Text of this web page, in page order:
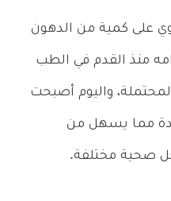
على كمية من الدهون
منذ القدم في الطب
واليوم أصبحت
مما يسهل من
صحية مختلفة.